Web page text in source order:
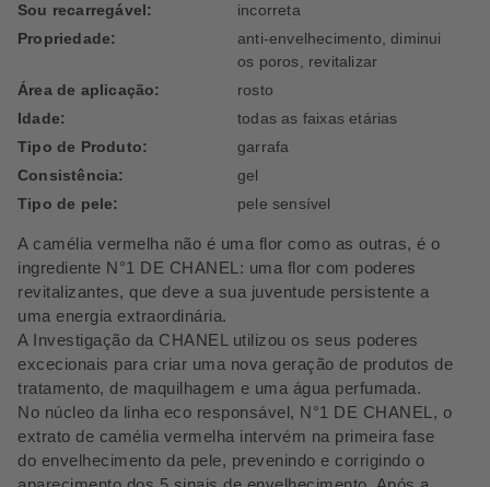
A camélia vermelha não é uma flor como as outras, é o
ingrediente N°1 DE CHANEL: uma flor com poderes
revitalizantes, que deve a sua juventude persistente a
uma energia extraordinária.
A Investigação da CHANEL utilizou os seus poderes
excecionais para criar uma nova geração de produtos de
tratamento, de maquilhagem e uma água perfumada.
No núcleo da linha eco responsável, N°1 DE CHANEL, o
extrato de camélia vermelha intervém na primeira fase
do envelhecimento da pele, prevenindo e corrigindo o
Sou recarregável:
incorreta
Propriedade:
anti-envelhecimento, diminui
os poros, revitalizar
Área de aplicação:
rosto
Idade:
todas as faixas etárias
Tipo de Produto:
garrafa
Consistência:
gel
Tipo de pele:
pele sensível